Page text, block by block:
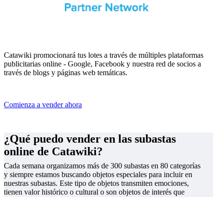
Catawiki promocionará tus lotes a través de múltiples plataformas
publicitarias online - Google, Facebook y nuestra red de socios a
través de blogs y páginas web temáticas.
Comienza a vender ahora
¿Qué puedo vender en las subastas
online de Catawiki?
Cada semana organizamos más de 300 subastas en 80 categorías
y siempre estamos buscando objetos especiales para incluir en
nuestras subastas. Este tipo de objetos transmiten emociones,
tienen valor histórico o cultural o son objetos de interés que